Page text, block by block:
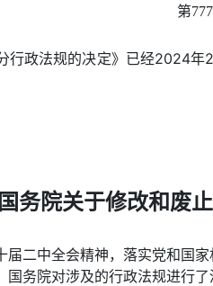
第
行政法规的决定》已经2024
国务院关于修改和废
届二中全会精神，落实党和国
务院对涉及的行政法规进行了